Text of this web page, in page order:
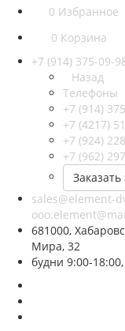
0 Избранное
0 Корзина
+7 (914) 375-09-
Назад
Телефоны
+7 (914)
+7 (4217)
+7 (924)
+7 (962)
Заказать
sales@element-
681000,
Мира, 32
будни 9:00-